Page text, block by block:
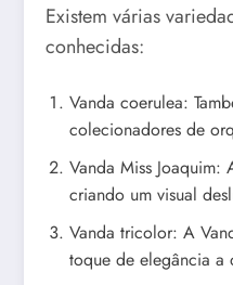
Existem várias
conhecidas:
Vanda coerulea:
colecionadores de
Vanda Miss
criando um visual
Vanda tricolor: A
toque de elegância a